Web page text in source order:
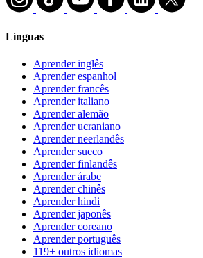
Línguas
Aprender inglês
Aprender espanhol
Aprender francês
Aprender italiano
Aprender alemão
Aprender ucraniano
Aprender neerlandês
Aprender sueco
Aprender finlandês
Aprender árabe
Aprender chinês
Aprender hindi
Aprender japonês
Aprender coreano
Aprender português
119+ outros idiomas